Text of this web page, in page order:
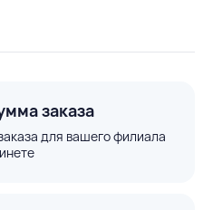
заказа
для вашего филиала